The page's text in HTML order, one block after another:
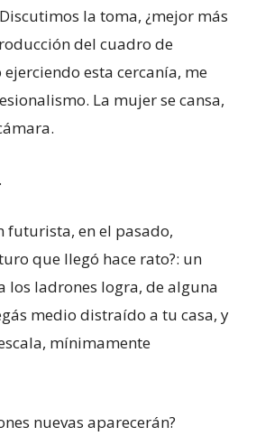
la toma, ¿mejor más
del cuadro de
esta cercanía, me
La mujer se cansa,
futurista, en el pasado,
que llegó hace rato?: un
ladrones logra, de alguna
medio distraído a tu casa, y
mínimamente
nuevas aparecerán?